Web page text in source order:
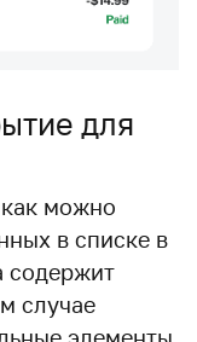
для
можно
в списке в
содержит
случае